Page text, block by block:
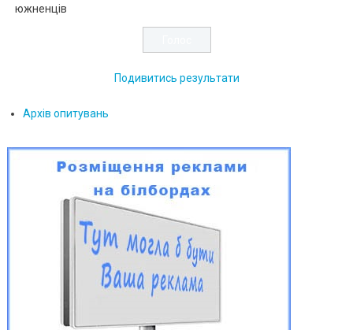
южненців
Подивитись результати
Архів опитувань